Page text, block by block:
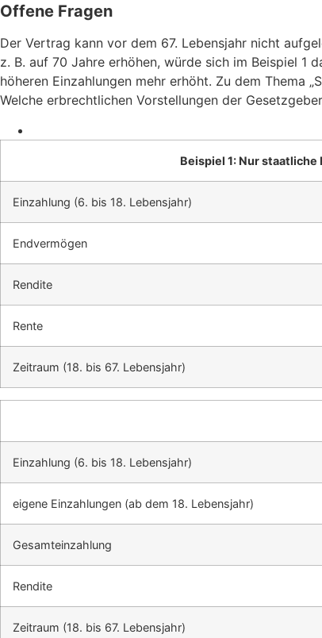
Offene Fragen
Der Vertrag kann vor dem 67. Lebensjahr nicht
z. B. auf 70 Jahre erhöhen, würde sich im Beispiel 1
höheren Einzahlungen mehr erhöht. Zu dem Thema
Welche erbrechtlichen Vorstellungen der
Beispiel 1: Nur
Einzahlung (6. bis 18. Lebensjahr)
Endvermögen
Rendite
Rente
Zeitraum (18. bis 67. Lebensjahr)
Einzahlung (6. bis 18. Lebensjahr)
eigene Einzahlungen (ab dem 18. Lebensjahr)
Gesamteinzahlung
Rendite
Zeitraum (18. bis 67. Lebensjahr)